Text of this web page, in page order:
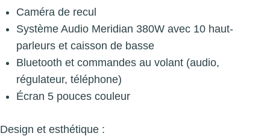
Caméra de recul
Système Audio Meridian 380W avec 10 haut-
parleurs et caisson de basse
Bluetooth et commandes au volant (audio,
régulateur, téléphone)
Écran 5 pouces couleur
Design et esthétique :